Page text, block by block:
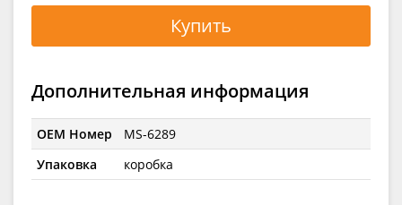
Купить
Дополнительная информация
OEM Номер
MS-6289
Упаковка
коробка